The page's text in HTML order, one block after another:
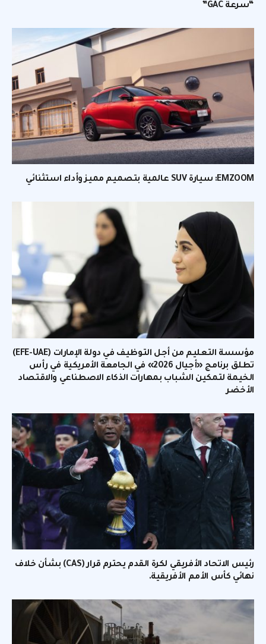
“سرعة GAC”
EMZOOM: سيارة SUV عالمية بتصميم مميز وأداء استثنائي
مؤسسة التعليم من أجل التوظيف في دولة الإمارات (EFE-UAE)
تطلق برنامج «أجيال 2026» في الجامعة الأمريكية في رأس
الخيمة لتمكين الشباب بمهارات الذكاء الاصطناعي والاقتصاد
الأخضر
رئيس الاتحاد الأفريقي لكرة القدم يحترم قرار (CAS) بشأن خلاف
نهائي كأس الأمم الأفريقية.